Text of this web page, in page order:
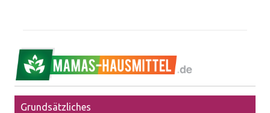
Grundsätzliches